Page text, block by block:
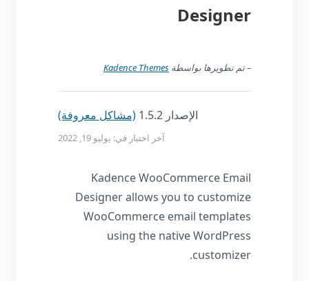
Designer
– تم تطويرها بواسطة Kadence Themes
الإصدار 1.5.2 (مشاكل معروفة)
آخر اختبار في: يوليو 19, 2022
Kadence WooCommerce Email
Designer allows you to customize
WooCommerce email templates
using the native WordPress
customizer.